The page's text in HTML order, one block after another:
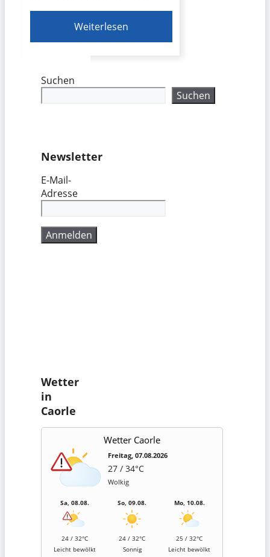
Weiterlesen
Suchen
Suchen
Newsletter
E-Mail-
Adresse
Wetter
in
Caorle
Wetter Caorle
Freitag, 07.08.2026
27 / 34°C
Wolkig
Sa, 08.08.
24 / 32°C
Leicht bewölkt
So, 09.08.
24 / 32°C
Sonnig
Mo, 10.08.
25 / 32°C
Leicht bewölkt